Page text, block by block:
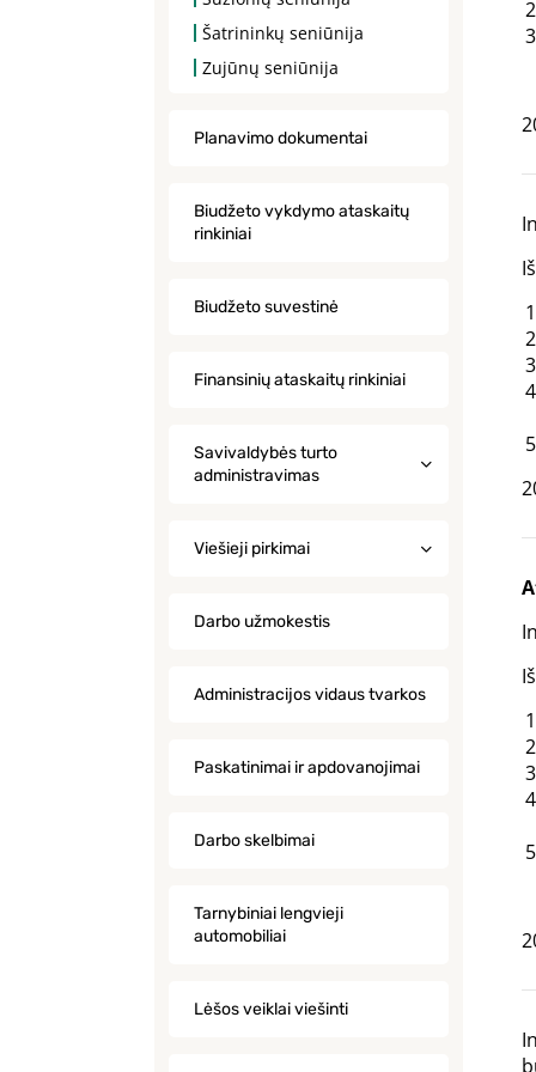
Šatrininkų seniūnija
Zujūnų seniūnija
Planavimo dokumentai
Biudžeto vykdymo ataskaitų
rinkiniai
Biudžeto suvestinė
Finansinių ataskaitų rinkiniai
Savivaldybės turto
administravimas
Viešieji pirkimai
Darbo užmokestis
Administracijos vidaus tvarkos
Paskatinimai ir apdovanojimai
Darbo skelbimai
Tarnybiniai lengvieji
automobiliai
Lėšos veiklai viešinti